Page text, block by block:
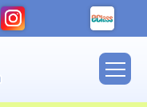
Main